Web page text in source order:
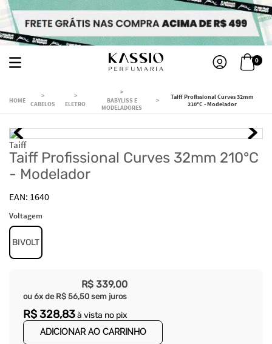
0
CABELOS ELETRO
BABYLISS E
MODELADORES
Taiff Profissional Curves 32mm
210°C - Modelador
Taiff
Taiff Profissional Curves 32mm 210°C
- Modelador
1640
Voltagem
BIVOLT
R$ 339,00
ou 6x de R$ 56,50 sem juros
R$328,83à vista no pix
ADICIONAR AO CARRINHO